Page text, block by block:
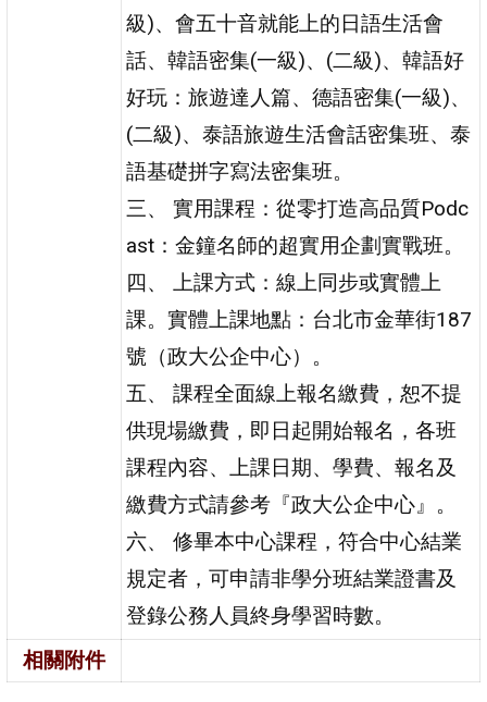
級)、會五十音就能上的日語生活會
話、韓語密集(一級)、(二級)、韓語好
好玩：旅遊達人篇、德語密集(一級)、
(二級)、泰語旅遊生活會話密集班、泰
語基礎拼字寫法密集班。
三、 實用課程：從零打造高品質Podc
ast：金鐘名師的超實用企劃實戰班。
四、 上課方式：線上同步或實體上
課。實體上課地點：台北市金華街187
號（政大公企中心）。
五、 課程全面線上報名繳費，恕不提
供現場繳費，即日起開始報名，各班
課程內容、上課日期、學費、報名及
繳費方式請參考『政大公企中心』。
六、 修畢本中心課程，符合中心結業
規定者，可申請非學分班結業證書及
登錄公務人員終身學習時數。
相關附件